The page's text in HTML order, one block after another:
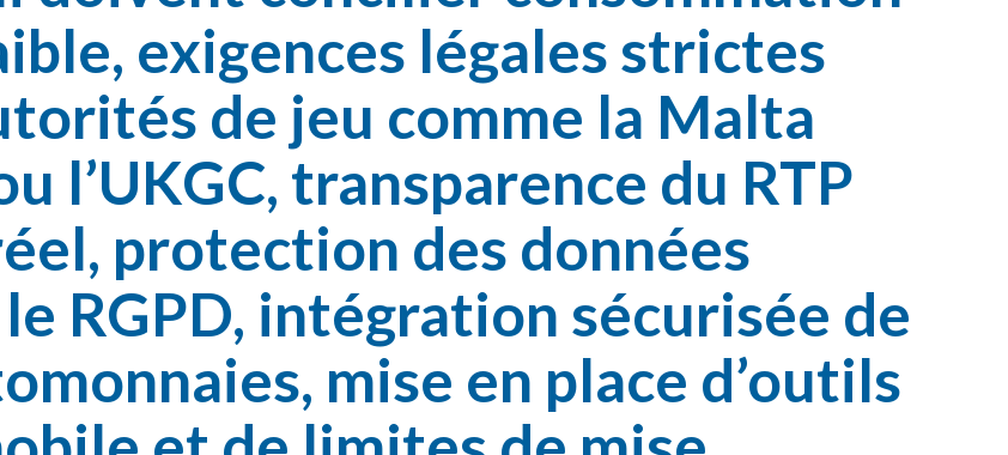
exigences légales strictes
de jeu comme la Malta
l’UKGC, transparence du RTP
protection des données
RGPD, intégration sécurisée de
mise en place d’outils